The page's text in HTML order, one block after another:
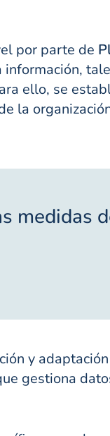
por parte de
ello, se
la
medidas
y
gestiona